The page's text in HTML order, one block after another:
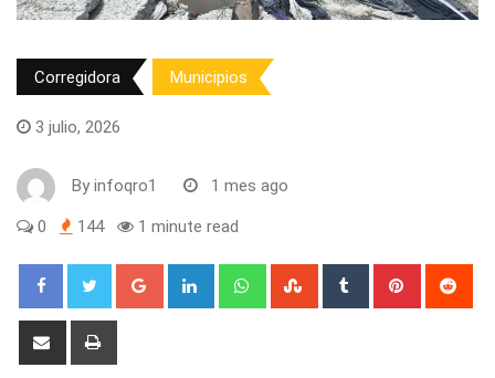
Corregidora Municipios
3 julio, 2026
By infoqro1 1 mes ago
0 144 1 minute read
Google+ LinkedIn WhatsappStumbleUpon
Tumblr Pinterest
Share